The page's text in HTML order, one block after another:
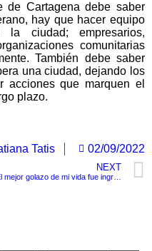
de Cartagena debe saber
hay que hacer equipo
ciudad; empresarios,
comunitarias
También debe saber
una ciudad, dejando los
que marquen el
plazo.
Tatis 02/09/2022
NEXT
“El mejor golazo de mi vida fue ingresar a la Policía Nacional” Su mirada hacia la Institución surgió al ver la elegancia y porte de la mujer Policía.